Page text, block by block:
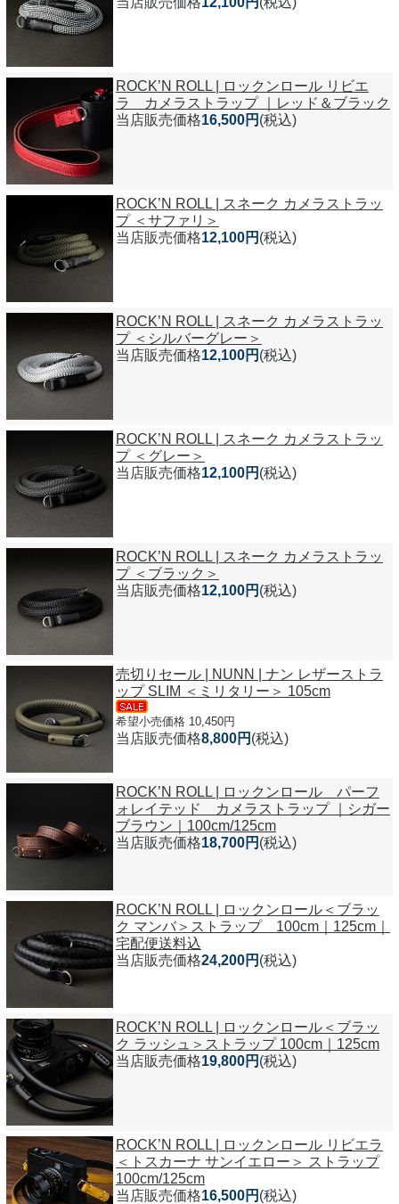
ROCK’N ROLL | ロックンロール リビエ
ラ カメラストラップ ｜レッド＆ブラック
当店販売価格16,500円 (税込)
ROCK’N ROLL | スネーク カメラストラッ
プ ＜サファリ＞
当店販売価格12,100円 (税込)
ROCK’N ROLL | スネーク カメラストラッ
プ ＜シルバーグレー＞
当店販売価格12,100円 (税込)
ROCK’N ROLL | スネーク カメラストラッ
プ ＜グレー＞
当店販売価格12,100円 (税込)
ROCK’N ROLL | スネーク カメラストラッ
プ ＜ブラック＞
当店販売価格12,100円 (税込)
売切りセール | NUNN | ナン レザーストラ
ップ SLIM ＜ミリタリー＞ 105cm
希望小売価格 10,450円
当店販売価格8,800円 (税込)
ROCK’N ROLL | ロックンロール パーフ
ォレイテッド カメラストラップ ｜シガー
ブラウン｜100cm/125cm
当店販売価格18,700円 (税込)
ROCK’N ROLL | ロックンロール＜ブラッ
ク マンバ＞ストラップ 100cm｜125cm｜
宅配便送料込
当店販売価格24,200円 (税込)
ROCK’N ROLL | ロックンロール＜ブラッ
ク ラッシュ＞ストラップ 100cm｜125cm
当店販売価格19,800円 (税込)
ROCK’N ROLL | ロックンロール リビエラ
＜トスカーナ サンイエロー＞ ストラップ
100cm/125cm
当店販売価格16,500円 (税込)